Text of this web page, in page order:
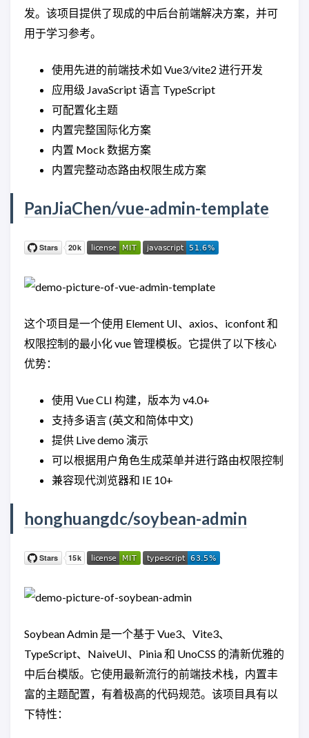
发。该项目提供了现成的中后台前端解决方案，并可
用于学习参考。
使用先进的前端技术如 Vue3/vite2 进行开发
应用级 JavaScript 语言 TypeScript
可配置化主题
内置完整国际化方案
内置 Mock 数据方案
内置完整动态路由权限生成方案
PanJiaChen/vue-admin-template
这个项目是一个使用 Element UI、axios、iconfont 和
权限控制的最小化 vue 管理模板。它提供了以下核心
优势：
使用 Vue CLI 构建，版本为 v4.0+
支持多语言 (英文和简体中文)
提供 Live demo 演示
可以根据用户角色生成菜单并进行路由权限控制
兼容现代浏览器和 IE 10+
honghuangdc/soybean-admin
Soybean Admin 是一个基于 Vue3、Vite3、
TypeScript、NaiveUI、Pinia 和 UnoCSS 的清新优雅的
中后台模版。它使用最新流行的前端技术栈，内置丰
富的主题配置，有着极高的代码规范。该项目具有以
下特性：